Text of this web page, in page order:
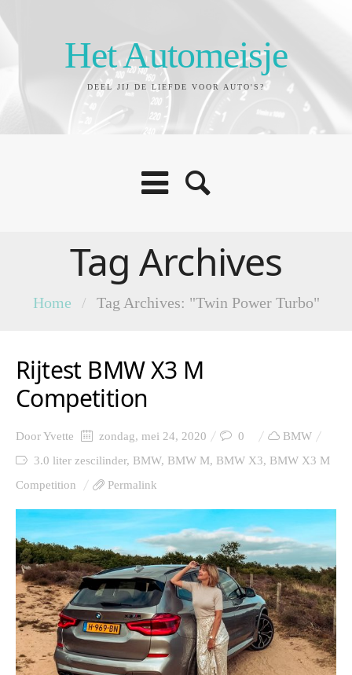
Het Automeisje
DEEL JIJ DE LIEFDE VOOR AUTO'S?
Tag Archives
Home / Tag Archives: "Twin Power Turbo"
Rijtest BMW X3 M
Competition
DoorYvette zondag, mei 24, 2020 0
BMW
3.0 liter zescilinder, BMW, BMW M, BMW X3, BMW X3 M
Competition
Permalink